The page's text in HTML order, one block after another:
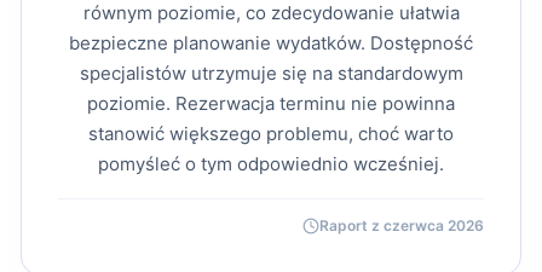
równym poziomie, co zdecydowanie ułatwia
bezpieczne planowanie wydatków. Dostępność
specjalistów utrzymuje się na standardowym
poziomie. Rezerwacja terminu nie powinna
stanowić większego problemu, choć warto
pomyśleć o tym odpowiednio wcześniej.
Raport z czerwca 2026